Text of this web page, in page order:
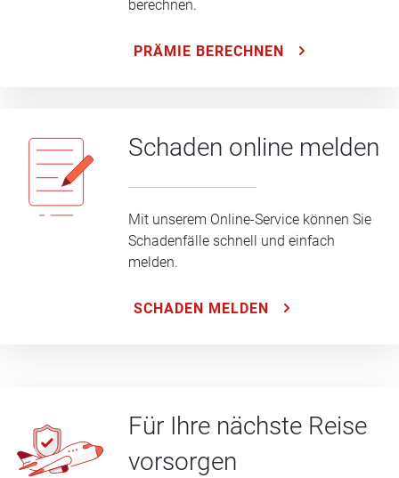
berechnen.
PRÄMIE BERECHNEN
Schaden online melden
Mit unserem Online-Service können Sie
Schadenfälle schnell und einfach
melden.
SCHADEN MELDEN
Für Ihre nächste Reise
vorsorgen